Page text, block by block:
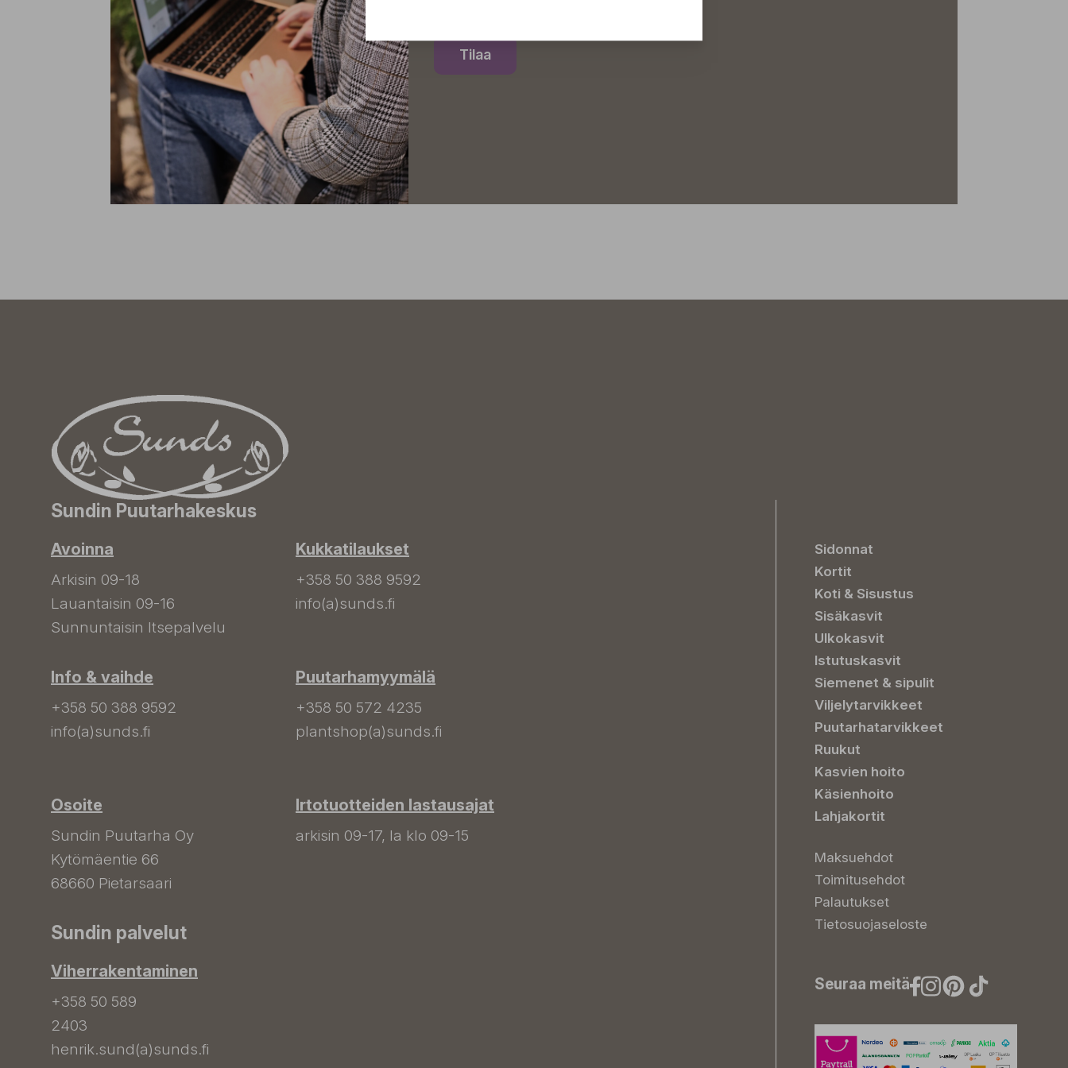
Tilaa
Sundin Puutarhakeskus
Avoinna
Arkisin 09-18
Lauantaisin 09-16
Sunnuntaisin Itsepalvelu
Info & vaihde
+358 50 388 9592
info(a)sunds.fi
Osoite
Sundin Puutarha Oy
Kytömäentie 66
68660 Pietarsaari
Kukkatilaukset
+358 50 388 9592
info(a)sunds.fi
Puutarhamyymälä
+358 50 572 4235
plantshop(a)sunds.fi
Irtotuotteiden lastausajat
arkisin 09-17, la klo 09-15
Sundin palvelut
Viherrakentaminen
+358 50 589
2403
henrik.sund(a)sunds.fi
Sidonnat
Kortit
Koti & Sisustus
Sisäkasvit
Ulkokasvit
Istutuskasvit
Siemenet & sipulit
Viljelytarvikkeet
Puutarhatarvikkeet
Ruukut
Kasvien hoito
Käsienhoito
Lahjakortit
Maksuehdot
Toimitusehdot
Palautukset
Tietosuojaseloste
Seuraa meitä